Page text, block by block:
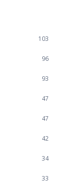
103
96
93
47
47
42
34
33